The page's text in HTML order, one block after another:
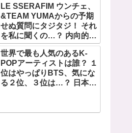
い「彼の夢、そして彼の絶
望から生まれた歌」
LE SSERAFIM ウンチェ、
&TEAM YUMAからの予期
せぬ質問にタジタジ！ それ
を私に聞くの…？ 内向的で
あるからこそ答えに困る彼
女のリアクションがかわい
すぎる
世界で最も人気のあるK-
POPアーティストは誰？ １
位はやっぱりBTS、気にな
る２位、３位は…？ 日本の
の個性あふれるデータに注